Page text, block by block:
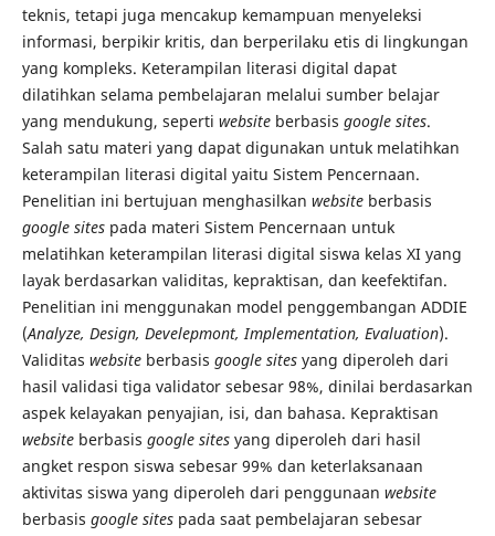
teknis, tetapi juga mencakup kemampuan menyeleksi
informasi, berpikir kritis, dan berperilaku etis di lingkungan
yang kompleks. Keterampilan literasi digital dapat
dilatihkan selama pembelajaran melalui sumber belajar
yang mendukung, seperti website berbasis google sites.
Salah satu materi yang dapat digunakan untuk melatihkan
keterampilan literasi digital yaitu Sistem Pencernaan.
Penelitian ini bertujuan menghasilkan website berbasis
google sitespada materi Sistem Pencernaan untuk
melatihkan keterampilan literasi digital siswa kelas XI yang
layak berdasarkan validitas, kepraktisan, dan keefektifan.
Penelitian ini menggunakan model penggembangan ADDIE
(Analyze, Design, Develepmont, Implementation, Evaluation).
Validitas website berbasis google sitesyang diperoleh dari
hasil validasi tiga validator sebesar 98%, dinilai berdasarkan
aspek kelayakan penyajian, isi, dan bahasa. Kepraktisan
website berbasis google sitesyang diperoleh dari hasil
angket respon siswa sebesar 99% dan keterlaksanaan
aktivitas siswa yang diperoleh dari penggunaan website
berbasis google sites pada saat pembelajaran sebesar